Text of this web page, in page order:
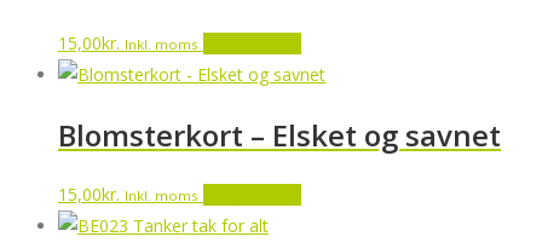
15,00kr. Inkl. moms
Blomsterkort – Elsket og savnet
15,00kr. Inkl. moms